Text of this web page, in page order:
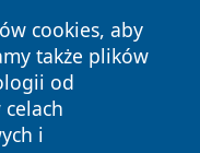
cookies, aby
także plików
od
i
prawa